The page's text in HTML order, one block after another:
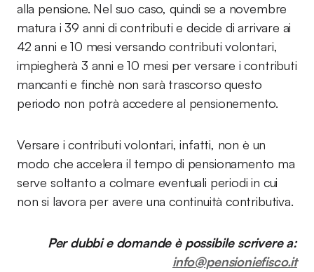
alla pensione. Nel suo caso, quindi se a novembre
matura i 39 anni di contributi e decide di arrivare ai
42 anni e 10 mesi versando contributi volontari,
impiegherà 3 anni e 10 mesi per versare i contributi
mancanti e finchè non sarà trascorso questo
periodo non potrà accedere al pensionemento.
Versare i contributi volontari, infatti, non è un
modo che accelera il tempo di pensionamento ma
serve soltanto a colmare eventuali periodi in cui
non si lavora per avere una continuità contributiva.
Per dubbi e domande è possibile scrivere a:
info@pensioniefisco.it